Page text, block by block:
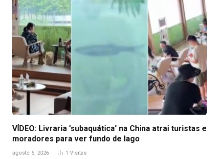
VÍDEO: Livraria ‘subaquática’ na China atrai turistas e
moradores para ver fundo de lago
agosto 6, 2026 1 Visitas